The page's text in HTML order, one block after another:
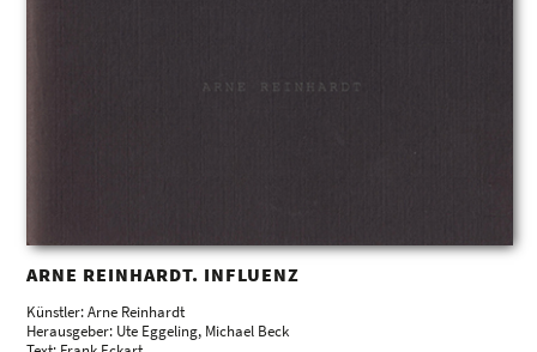
ARNE REINHARDT. INFLUENZ
Künstler: Arne Reinhardt
Herausgeber: Ute Eggeling, Michael Beck